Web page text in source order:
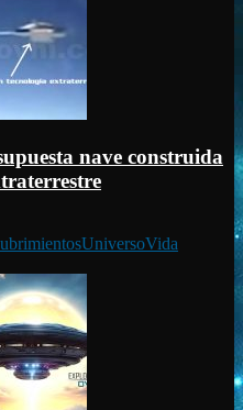
nave construida
UniversoVida